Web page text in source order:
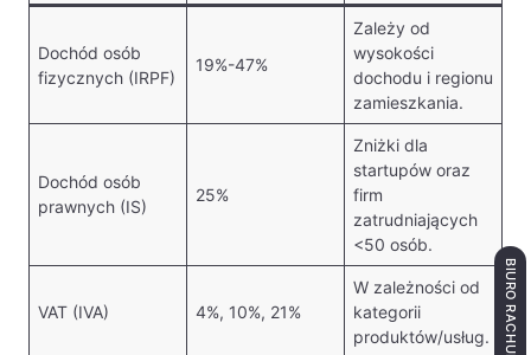
Dochód osób
fizycznych (IRPF)
19%-47%
Zależy od
wysokości
dochodu i regionu
zamieszkania.
Dochód osób
prawnych (IS)
25%
Zniżki dla
startupów oraz
firm
zatrudniających
<50 osób.
VAT (IVA) 4%, 10%, 21%
W zależności od
kategorii
produktów/usług.